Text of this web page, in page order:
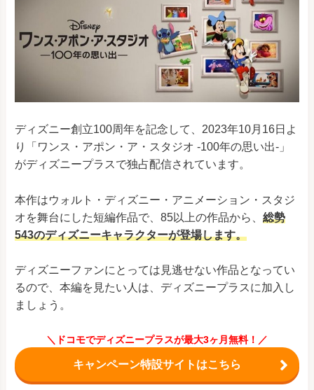
ディズニー創立100周年を記念して、2023年10月16日よ
り「ワンス・アポン・ア・スタジオ -100年の思い出-」
がディズニープラスで独占配信されています。
本作はウォルト・ディズニー・アニメーション・スタジ
オを舞台にした短編作品で、85以上の作品から、 総勢
543のディズニーキャラクターが登場します。
ディズニーファンにとっては見逃せない作品となってい
るので、本編を見たい人は、ディズニープラスに加入し
ましょう。
＼ドコモでディズニープラスが最大3ヶ月無料！／
キャンペーン特設サイトはこちら